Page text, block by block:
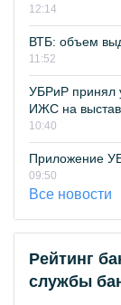
12:14
ВТБ: объем
11:52
УБРиР принял
ИЖС на
10:40
Приложение
09:50
Все новости
Рейтинг
службы